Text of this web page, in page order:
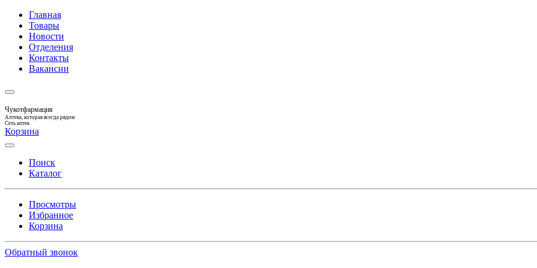
Главная
Товары
Новости
Отделения
Контакты
Вакансии
Чукотфармация
Аптека, которая всегда рядом
Сеть аптек
Корзина
Поиск
Каталог
Просмотры
Избранное
Корзина
Обратный звонок